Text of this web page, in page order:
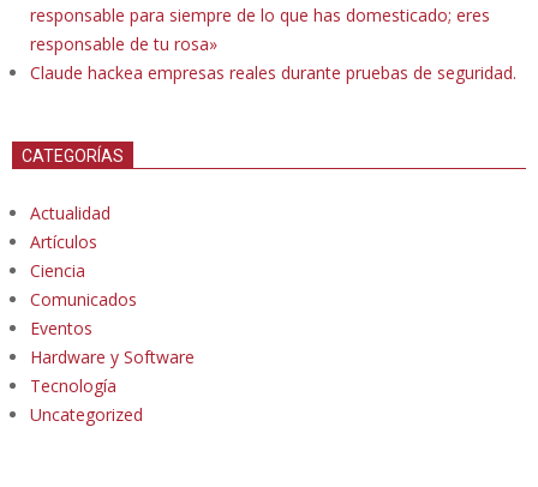
responsable para siempre de lo que has domesticado; eres
responsable de tu rosa»
Claude hackea empresas reales durante pruebas de seguridad.
CATEGORÍAS
Actualidad
Artículos
Ciencia
Comunicados
Eventos
Hardware y Software
Tecnología
Uncategorized